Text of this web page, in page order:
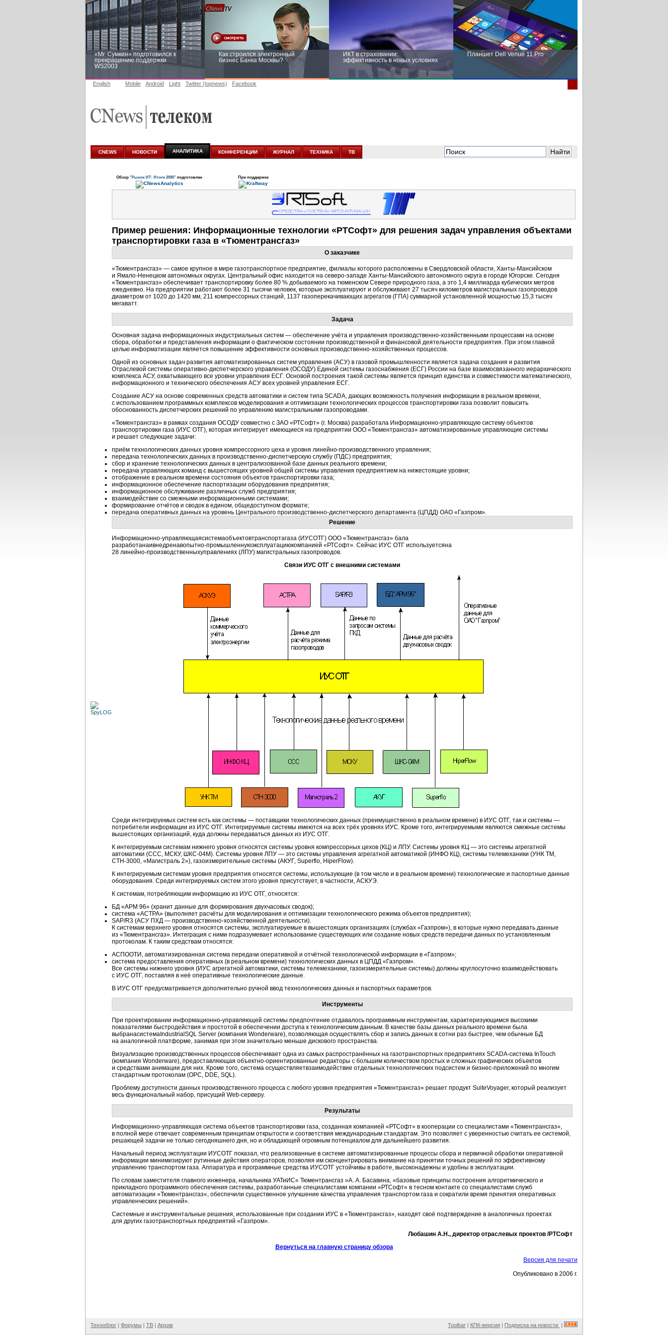
«Mr. Сумкин» подготовился к
прекращению поддержки
WS2003
Как строился электронный
бизнес Банка Москвы?
ИКТ в страховании:
эффективность в новых условиях
Планшет Dell Venue 11 Pro
аналитике
новых условиях
English Mobile Android Light Twitter (topnews) Facebook
CNEWS НОВОСТИ АНАЛИТИКА КОНФЕРЕНЦИИ ЖУРНАЛ ТЕХНИКА ТВ
Обзор "Рынок ИТ: Итоги 2005" подготовлен При поддержке
Пример решения: Информационные технологии «РТСофт» для решения задач управления объектами
транспортировки газа в «Тюментрансгаз»
О заказчике
«Тюментрансгаз» — самое крупное в мире газотранспортное предприятие, филиалы которого расположены в Свердловской области, Ханты-Мансийском
и Ямало-Ненецком автономных округах. Центральный офис находится на северо-западе Ханты-Мансийского автономного округа в городе Югорске. Сегодня
«Тюментрансгаз» обеспечивает транспортировку более 80 % добываемого на тюменском Севере природного газа, а это 1,4 миллиарда кубических метров
ежедневно. На предприятии работают более 31 тысячи человек, которые эксплуатируют и обслуживают 27 тысяч километров магистральных газопроводов
диаметром от 1020 до 1420 мм, 211 компрессорных станций, 1137 газоперекачивающих агрегатов (ГПА) суммарной установленной мощностью 15,3 тысяч
мегаватт.
Задача
Основная задача информационных индустриальных систем — обеспечение учёта и управления производственно-хозяйственными процессами на основе
сбора, обработки и представления информации о фактическом состоянии производственной и финансовой деятельности предприятия. При этом главной
целью информатизации является повышение эффективности основных производственно-хозяйственных процессов.
Одной из основных задач развития автоматизированных систем управления (АСУ) в газовой промышленности является задача создания и развития
Отраслевой системы оперативно-диспетчерского управления (ОСОДУ) Единой системы газоснабжения (ЕСГ) России на базе взаимосвязанного иерархического
комплекса АСУ, охватывающего все уровни управления ЕСГ. Основой построения такой системы является принцип единства и совместимости математического,
информационного и технического обеспечения АСУ всех уровней управления ЕСГ.
Создание АСУ на основе современных средств автоматики и систем типа SCADA, дающих возможность получения информации в реальном времени,
с использованием программных комплексов моделирования и оптимизации технологических процессов транспортировки газа позволит повысить
обоснованность диспетчерских решений по управлению магистральными газопроводами.
«Тюментрансгаз» в рамках создания ОСОДУ совместно с ЗАО «РТСофт» (г. Москва) разработала Информационно-управляющую систему объектов
транспортировки газа (ИУС ОТГ), которая интегрирует имеющиеся на предприятии ООО «Тюментрансгаз» автоматизированные управляющие системы
и решает следующие задачи:
приём технологических данных уровня компрессорного цеха и уровня линейно-производственного управления;
передача технологических данных в производственно-диспетчерскую службу (ПДС) предприятия;
сбор и хранение технологических данных в централизованной базе данных реального времени;
передача управляющих команд с вышестоящих уровней общей системы управления предприятием на нижестоящие уровни;
отображение в реальном времени состояния объектов транспортировки газа;
информационное обеспечение паспортизации оборудования предприятия;
информационное обслуживание различных служб предприятия;
взаимодействие со смежными информационными системами;
формирование отчётов и сводок в едином, общедоступном формате;
передача оперативных данных на уровень Центрального производственно-диспетчерского департамента (ЦПДД) ОАО «Газпром».
Решение
Информационно-управляющаясистемаобъектовтранспортагаза (ИУСОТГ) ООО «Тюментрансгаз» бала
разработанаивнедренавопытно-промышленнуюэксплуатациюкомпанией «РТСофт». Сейчас ИУС ОТГ используетсяна
28 линейно-производственныхуправлениях (ЛПУ) магистральных газопроводов.
Связи ИУС ОТГ с внешними системами
Среди интегрируемых систем есть как системы — поставщики технологических данных (преимущественно в реальном времени) в ИУС ОТГ, так и системы —
потребители информации из ИУС ОТГ. Интегрируемые системы имеются на всех трёх уровнях ИУС. Кроме того, интегрируемыми являются смежные системы
вышестоящих организаций, куда должны передаваться данных из ИУС ОТГ.
К интегрируемым системам нижнего уровня относятся системы уровня компрессорных цехов (КЦ) и ЛПУ. Системы уровня КЦ — это системы агрегатной
автоматики (CCC, МСКУ, ШКС-04М). Системы уровня ЛПУ — это системы управления агрегатной автоматикой (ИНФО КЦ), системы телемеханики (УНК ТМ,
СТН-3000, «Магистраль 2»), газоизмерительные системы (АКУГ, Superflo, HiperFlow).
К интегрируемым системам уровня предприятия относятся системы, использующие (в том числе и в реальном времени) технологические и паспортные данные
оборудования. Среди интегрируемых систем этого уровня присутствует, в частности, АСКУЭ.
К системам, потребляющим информацию из ИУС ОТГ, относятся:
БД «АРМ 96» (хранит данные для формирования двухчасовых сводок);
система «АСТРА» (выполняет расчёты для моделирования и оптимизации технологического режима объектов предприятия);
SAP/R3 (АСУ ПХД — производственно-хозяйственной деятельности).
К системам верхнего уровня относятся системы, эксплуатируемые в вышестоящих организациях (службах «Газпром»), в которые нужно передавать данные
из «Тюментрансгаз». Интеграция с ними подразумевает использование существующих или создание новых средств передачи данных по установленным
протоколам. К таким средствам относятся:
АСПООТИ, автоматизированная система передачи оперативной и отчётной технологической информации в «Газпром»;
система предоставления оперативных (в реальном времени) технологических данных в ЦПДД «Газпром».
Все системы нижнего уровня (ИУС агрегатной автоматики, системы телемеханики, газоизмерительные системы) должны круглосуточно взаимодействовать
с ИУС ОТГ, поставляя в неё оперативные технологические данные.
В ИУС ОТГ предусматривается дополнительно ручной ввод технологических данных и паспортных параметров.
Инструменты
При проектировании информационно-управляющей системы предпочтение отдавалось программным инструментам, характеризующимся высокими
показателями быстродействия и простотой в обеспечении доступа к технологическим данным. В качестве базы данных реального времени была
выбранасистемаIndustrialSQL Server (компания Wonderware), позволяющая осуществлять сбор и запись данных в сотни раз быстрее, чем обычные БД
на аналогичной платформе, занимая при этом значительно меньше дискового пространства.
Визуализацию производственных процессов обеспечивает одна из самых распространённых на газотранспортных предприятиях SCADA-система InTouch
(компания Wonderware), предоставляющая объектно-ориентированные редакторы с большим количеством простых и сложных графических объектов
и средствами анимации для них. Кроме того, система осуществляетвзаимодействие отдельных технологических подсистем и бизнес-приложений по многим
стандартным протоколам (OPC, DDE, SQL).
Проблему доступности данных производственного процесса с любого уровня предприятия «Тюментрансгаз» решает продукт SuiteVoyager, который реализует
весь функциональный набор, присущий Web-серверу.
Результаты
Информационно-управляющая система объектов транспортировки газа, созданная компанией «РТСофт» в кооперации со специалистами «Тюментрансгаз»,
в полной мере отвечает современным принципам открытости и соответствия международным стандартам. Это позволяет с уверенностью считать ее системой,
решающей задачи не только сегодняшнего дня, но и обладающей огромным потенциалом для дальнейшего развития.
Начальный период эксплуатации ИУСОТГ показал, что реализованные в системе автоматизированные процессы сбора и первичной обработки оперативной
информации минимизируют рутинные действия операторов, позволяя им сконцентрировать внимание на принятии точных решений по эффективному
управлению транспортом газа. Аппаратура и программные средства ИУСОТГ устойчивы в работе, высоконадежны и удобны в эксплуатации.
По словам заместителя главного инженера, начальника УАТиИС« Тюментрансгаз »А. А. Басавина, «базовые принципы построения алгоритмического и
прикладного программного обеспечения системы, разработанные специалистами компании »РТСофт« в тесном контакте со специалистами служб
автоматизации »Тюментрансгаз«, обеспечили существенное улучшение качества управления транспортом газа и сократили время принятия оперативных
управленческих решений».
Системные и инструментальные решения, использованные при создании ИУС в «Тюментрансгаз», находят своё подтверждение в аналогичных проектах
для других газотранспортных предприятий «Газпром».
Любашин А.Н., директор отраслевых проектов /РТСофт
Вернуться на главную страницу обзора
Версия для печати
Опубликовано в 2006 г.
Техноблог | Форумы | ТВ | Архив Toolbar | КПК-версия | Подписка на новости |